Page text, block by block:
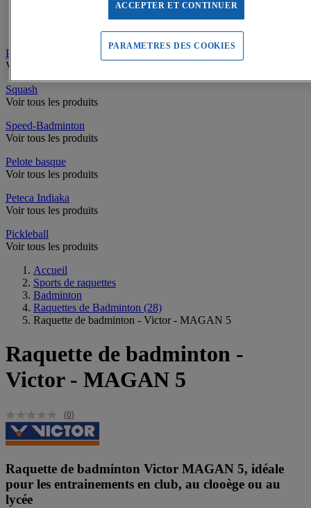
Equipement Terrain de Tennis
Accessoires de Tennis
Padel
Voir tous les produits
Squash
Voir tous les produits
Speed-Badminton
Voir tous les produits
Pelote basque
Voir tous les produits
Peteca Indiaka
Voir tous les produits
Pickleball
Voir tous les produits
Accueil
Sports de raquettes
Badminton
Raquettes de Badminton (28)
Raquette de badminton - Victor - MAGAN 5
Raquette de badminton -
Victor - MAGAN 5
(0)
Raquette de badminton Victor MAGAN 5, idéale
pour les entrainements en club, au clooège ou au
lycée
ACCEPTER ET CONTINUER
PARAMETRES DES COOKIES